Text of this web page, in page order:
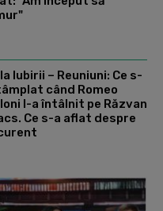
Iubirii – Reuniuni: Ce s-
când Romeo
l-a întâlnit pe Răzvan
Ce s-a aflat despre